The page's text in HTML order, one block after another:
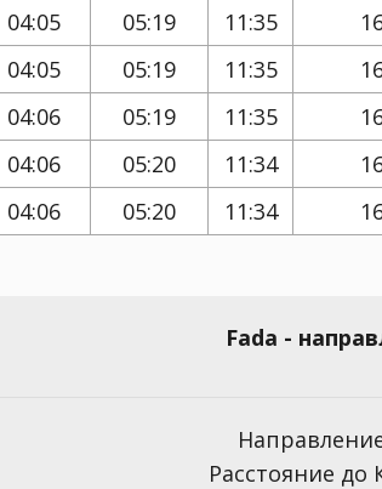
04:05 05:19 11:35
04:05 05:19 11:35
04:06 05:19 11:35
04:06 05:20 11:34
04:06 05:20 11:34
Fada -
Расстояние до